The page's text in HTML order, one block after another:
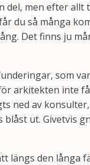
men efter allt
du så många
Det finns ju
som
arkitekten inte
ned av
ut. Givetvis
den långa